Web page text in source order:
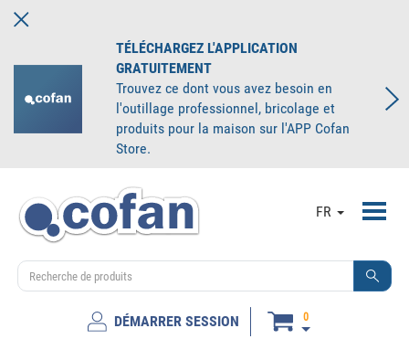
TÉLÉCHARGEZ L'APPLICATION
GRATUITEMENT
Trouvez ce dont vous avez besoin en
l'outillage professionnel, bricolage et
produits pour la maison sur l'APP Cofan
Store.
FR
DÉMARRER SESSION 0